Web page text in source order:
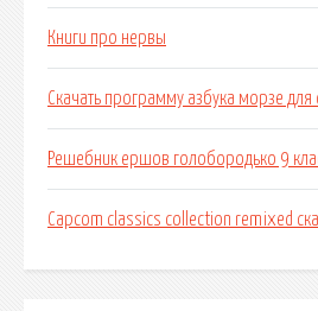
Книги про нервы
Скачать программу азбука морзе для
Решебник ершов голобородько 9
Capcom classics collection remixed